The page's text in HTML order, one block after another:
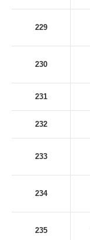
229
230
231
232
233
234
235